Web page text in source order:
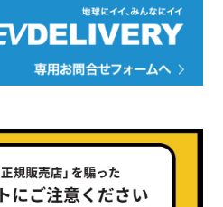
（税込¥248,000）
を見る
舗を見る
入する